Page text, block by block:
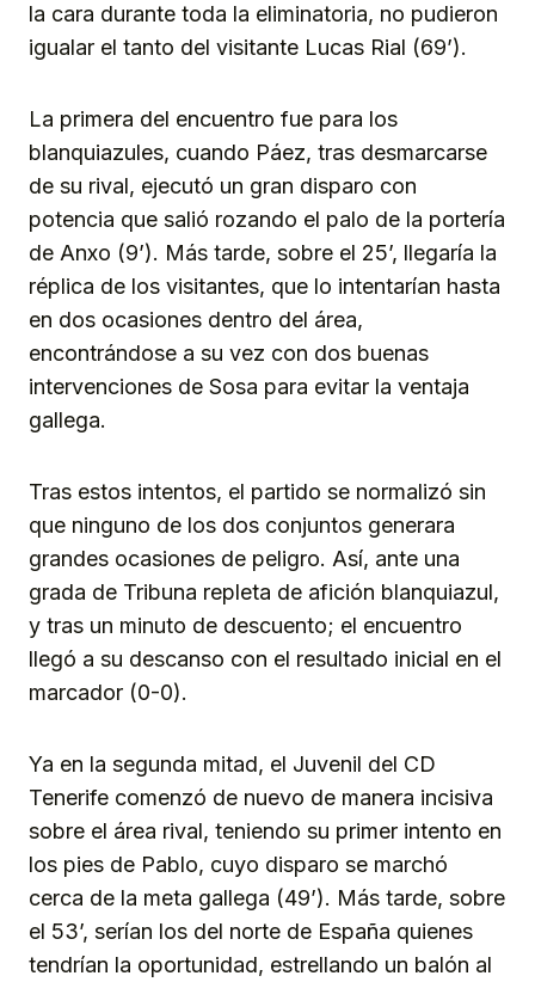
la cara durante toda la eliminatoria, no pudieron
igualar el tanto del visitante Lucas Rial (69’).
La primera del encuentro fue para los
blanquiazules, cuando Páez, tras desmarcarse
de su rival, ejecutó un gran disparo con
potencia que salió rozando el palo de la portería
de Anxo (9’). Más tarde, sobre el 25’, llegaría la
réplica de los visitantes, que lo intentarían hasta
en dos ocasiones dentro del área,
encontrándose a su vez con dos buenas
intervenciones de Sosa para evitar la ventaja
gallega.
Tras estos intentos, el partido se normalizó sin
que ninguno de los dos conjuntos generara
grandes ocasiones de peligro. Así, ante una
grada de Tribuna repleta de afición blanquiazul,
y tras un minuto de descuento; el encuentro
llegó a su descanso con el resultado inicial en el
marcador (0-0).
Ya en la segunda mitad, el Juvenil del CD
Tenerife comenzó de nuevo de manera incisiva
sobre el área rival, teniendo su primer intento en
los pies de Pablo, cuyo disparo se marchó
cerca de la meta gallega (49’). Más tarde, sobre
el 53’, serían los del norte de España quienes
tendrían la oportunidad, estrellando un balón al